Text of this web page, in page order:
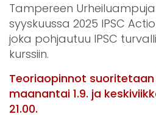
Tampereen
syyskuussa 2025 IPSC
joka pohjautuu IPSC
kurssiin.
Teoriaopinnot
maanantai 1.9. ja
21.00.